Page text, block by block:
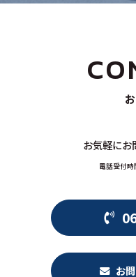
お気軽にお
電話受付
お問